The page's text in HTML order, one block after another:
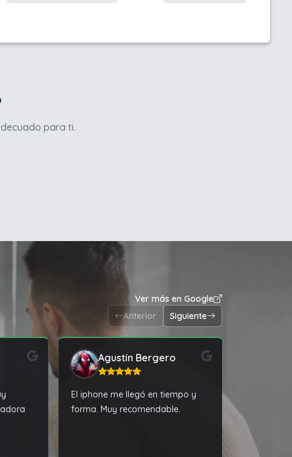
para ti.
Ver más en Google
Anterior
Siguiente
Agustín Bergero
El iphone me llegó en tiempo y
forma. Muy recomendable.
vendedor